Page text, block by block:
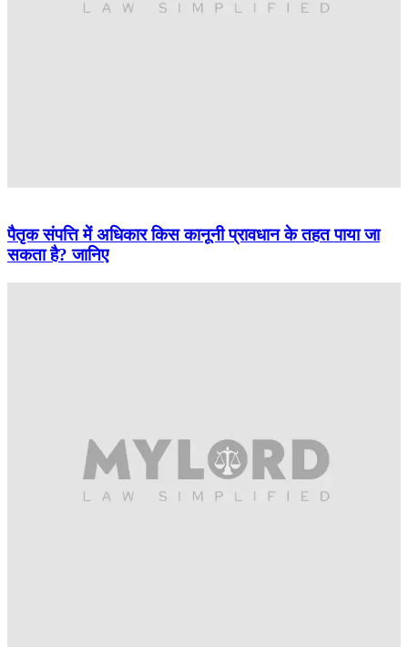
पैतृक संपत्ति में अधिकार किस कानूनी प्रावधान के तहत पाया जा
सकता है? जानिए